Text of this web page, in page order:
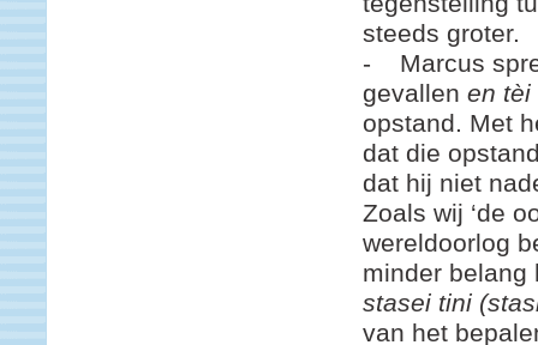
steeds groter.
- Marcus
gevallen en tèi
opstand. Met
dat die
dat hij niet
Zoals wij ‘de
wereldoorlog
minder
stasei tini
van het